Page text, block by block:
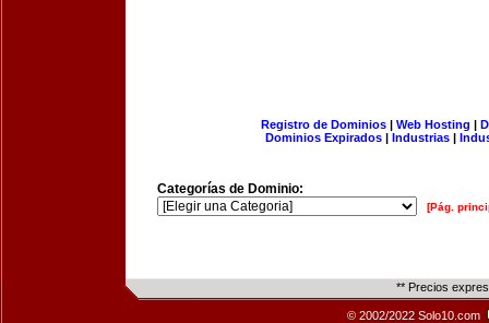
Registro de Dominios| Web Hosting |
Dominios Expirados | Industrias |
Categorías de Dominio:
[Pág.
** Precios
© 2002/2022 Solo10.com